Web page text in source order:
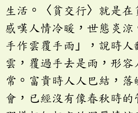
生活。〈貧交行〉就是在
感嘆人情冷暖，世態炎涼
手作雲覆手雨」，說時人
雲，覆過手去是雨，形容
常。富貴時人人巴結，落
會，已經沒有像春秋時的